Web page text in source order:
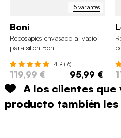
5 variantes
Boni
Reposapiés envasado al vacío
para sillón Boni
4.9 (16)
119,99 € 95,99 €
A los clientes que
producto también